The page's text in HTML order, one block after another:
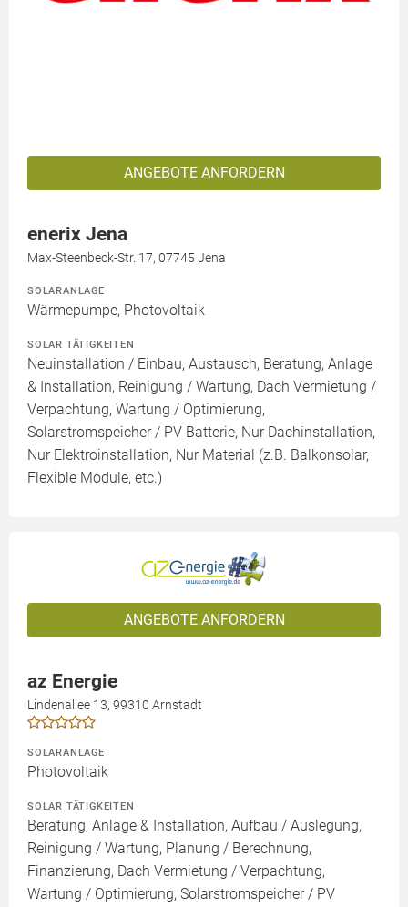
ANGEBOTE ANFORDERN
enerix Jena
Max-Steenbeck-Str. 17, 07745 Jena
SOLARANLAGE
Wärmepumpe, Photovoltaik
SOLAR TÄTIGKEITEN
Neuinstallation / Einbau, Austausch, Beratung, Anlage
& Installation, Reinigung / Wartung, Dach Vermietung /
Verpachtung, Wartung / Optimierung,
Solarstromspeicher / PV Batterie, Nur Dachinstallation,
Nur Elektroinstallation, Nur Material (z.B. Balkonsolar,
Flexible Module, etc.)
ANGEBOTE ANFORDERN
az Energie
Lindenallee 13, 99310 Arnstadt
SOLARANLAGE
Photovoltaik
SOLAR TÄTIGKEITEN
Beratung, Anlage & Installation, Aufbau / Auslegung,
Reinigung / Wartung, Planung / Berechnung,
Finanzierung, Dach Vermietung / Verpachtung,
Wartung / Optimierung, Solarstromspeicher / PV